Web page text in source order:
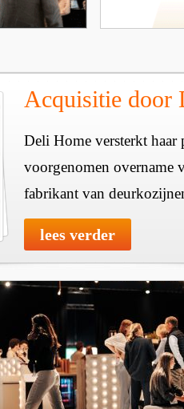
Acquisitie door
Deli Home versterkt haar
voorgenomen overname
fabrikant van
lees verder